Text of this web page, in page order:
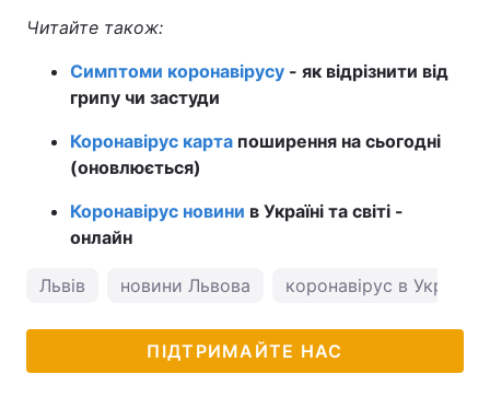
Читайте також:
Симптоми коронавірусу - як відрізнити від
грипу чи застуди
Коронавірус карта поширення на сьогодні
(оновлюється)
Коронавірус новини в Україні та світі -
онлайн
Львів новини Львова коронавірус в Україні
ПІДТРИМАЙТЕ НАС